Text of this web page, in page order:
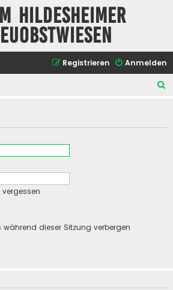
Hildesheimer
Anmelden
Registrieren
h
während dieser Sitzung verbergen